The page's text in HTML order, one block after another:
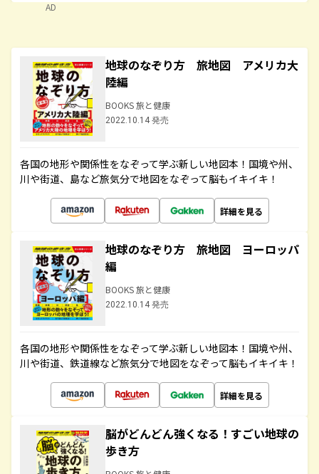
AD
地球のなぞり方 旅地図 アメリカ大
陸編
BOOKS 旅と健康
2022.10.14 発売
各国の地形や関係性をなぞって学ぶ新しい地図本！国境や州、
川や街道、島など旅気分で地図をなぞって脳もイキイキ！
詳細を見る
地球のなぞり方 旅地図 ヨーロッパ
編
BOOKS 旅と健康
2022.10.14 発売
各国の地形や関係性をなぞって学ぶ新しい地図本！国境や州、
川や街道、鉄道線など旅気分で地図をなぞって脳もイキイキ！
詳細を見る
脳がどんどん強くなる！すごい地球の
歩き方